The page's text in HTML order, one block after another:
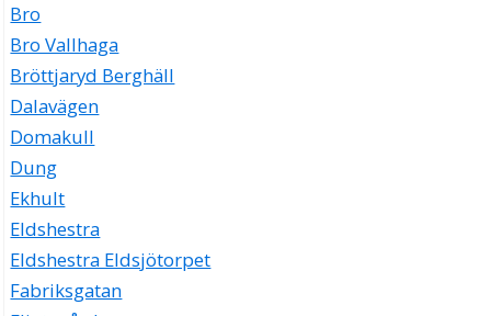
Bro
Bro Vallhaga
Bröttjaryd Berghäll
Dalavägen
Domakull
Dung
Ekhult
Eldshestra
Eldshestra Eldsjötorpet
Fabriksgatan